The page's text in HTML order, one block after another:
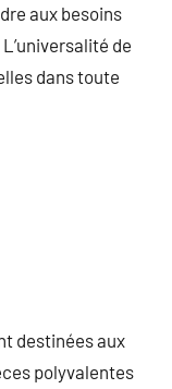
aux besoins
de
dans toute
destinées aux
polyvalentes